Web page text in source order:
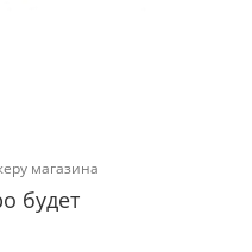
магазина
будет